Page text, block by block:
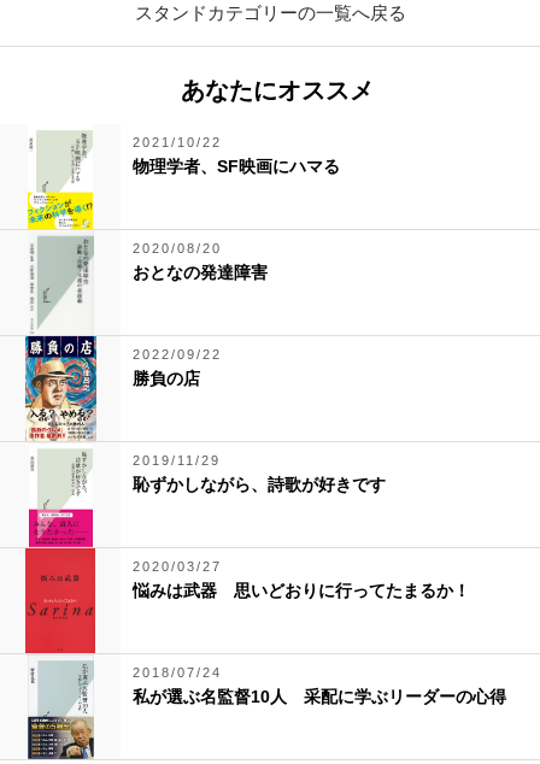
スタンドカテゴリーの一覧へ戻る
あなたにオススメ
2021/10/22
物理学者、SF映画にハマる
2020/08/20
おとなの発達障害
2022/09/22
勝負の店
2019/11/29
恥ずかしながら、詩歌が好きです
2020/03/27
悩みは武器 思いどおりに行ってたまるか！
2018/07/24
私が選ぶ名監督10人 采配に学ぶリーダーの心得